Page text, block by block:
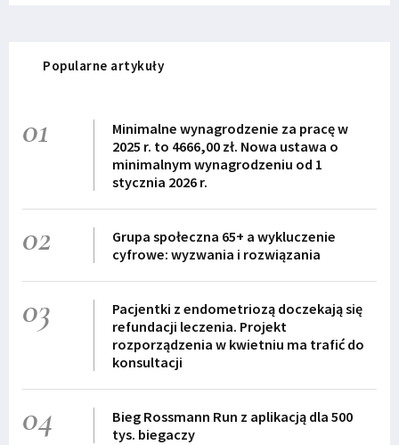
Popularne artykuły
01
Minimalne wynagrodzenie za pracę w
2025 r. to 4666,00 zł. Nowa ustawa o
minimalnym wynagrodzeniu od 1
stycznia 2026 r.
02
Grupa społeczna 65+ a wykluczenie
cyfrowe: wyzwania i rozwiązania
03
Pacjentki z endometriozą doczekają się
refundacji leczenia. Projekt
rozporządzenia w kwietniu ma trafić do
konsultacji
04
Bieg Rossmann Run z aplikacją dla 500
tys. biegaczy